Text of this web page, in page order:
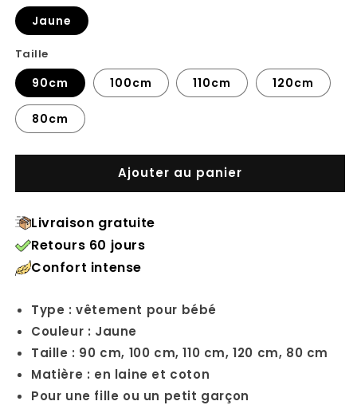
Jaune
Taille
90cm 100cm 110cm 120cm
80cm
Ajouter au panier
Livraison gratuite
Retours 60 jours
Confort intense
Type : vêtement pour bébé
Couleur : Jaune
Taille : 90 cm, 100 cm, 110 cm, 120 cm, 80 cm
Matière : en laine et coton
Pour une fille ou un petit garçon